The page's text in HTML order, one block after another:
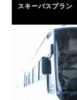
スキーバスプラン